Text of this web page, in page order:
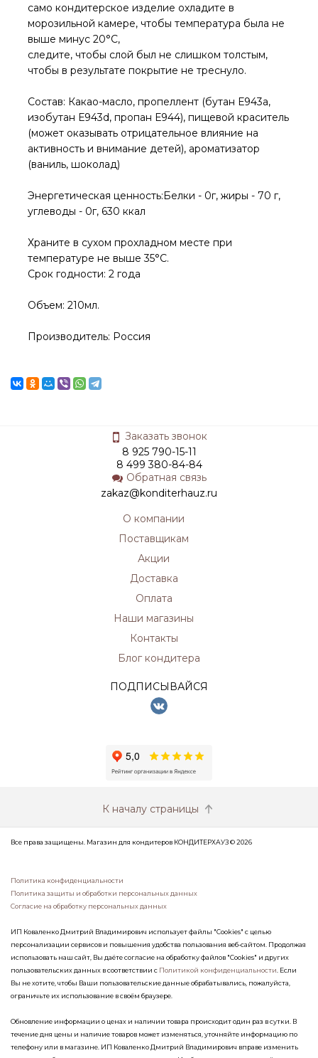
само кондитерское изделие охладите в
морозильной камере, чтобы температура была не
выше минус 20°C,
следите, чтобы слой был не слишком толстым,
чтобы в результате покрытие не треснуло.
Состав: Какао-масло, пропеллент (бутан Е943а,
изобутан Е943d, пропан Е944), пищевой краситель
(может оказывать отрицательное влияние на
активность и внимание детей), ароматизатор
(ваниль, шоколад)
Энергетическая ценность:Белки - 0г, жиры - 70 г,
углеводы - 0г, 630 ккал
Храните в сухом прохладном месте при
температуре не выше 35°С.
Срок годности: 2 года
Объем: 210мл.
Производитель: Россия
Заказать звонок
8 925 790-15-11
8 499 380-84-84
Обратная связь
zakaz@konditerhauz.ru
О компании
Поставщикам
Акции
Доставка
Оплата
Наши магазины
Контакты
Блог кондитера
ПОДПИСЫВАЙСЯ
К началу страницы
Все права защищены. Магазин для кондитеров КОНДИТЕРХАУЗ © 2026
Политика конфиденциальности
Политика защиты и обработки персональных данных
Согласие на обработку персональных данных
ИП Коваленко Дмитрий Владимирович использует файлы "Cookies" с целью
персонализации сервисов и повышения удобства пользования веб-сайтом. Продолжая
использовать наш сайт, Вы даёте согласие на обработку файлов "Cookies" и других
пользовательских данных в соответствии с Политикой конфиденциальности . Если
Вы не хотите, чтобы Ваши пользовательские данные обрабатывались, пожалуйста,
ограничьте их использование в своём браузере.
Обновление информации о ценах и наличии товара происходит один раз в сутки. В
течение дня цены и наличие товаров может изменяться, уточняйте информацию по
телефону или в магазине. ИП Коваленко Дмитрий Владимирович вправе изменить